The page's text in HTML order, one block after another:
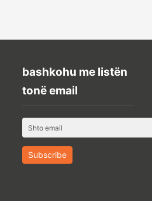
bashkohu me listën
tonë email